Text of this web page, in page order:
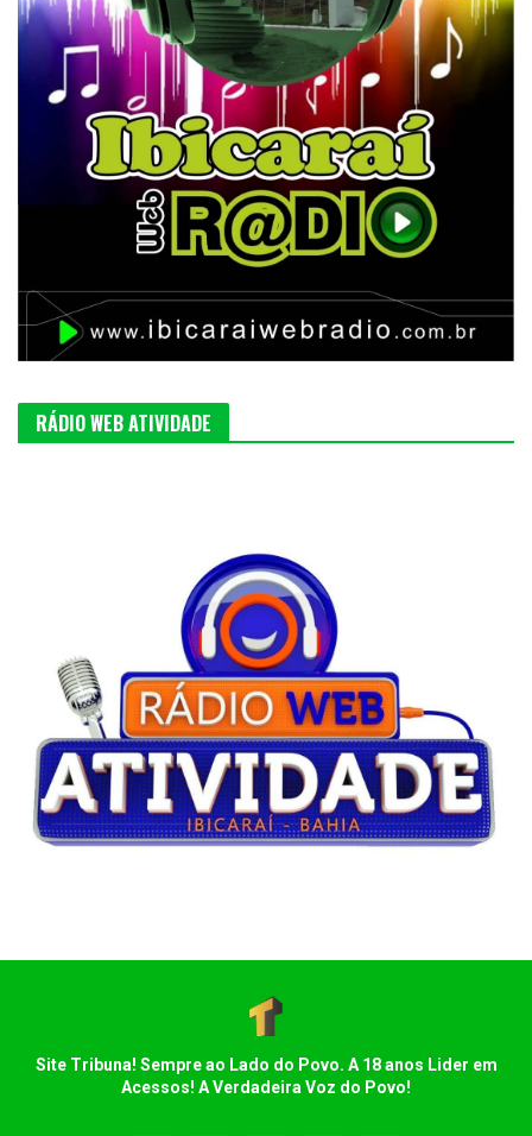
RÁDIO WEB ATIVIDADE
Site Tribuna! Sempre ao Lado do Povo. A 18 anos Lider em
Acessos! A Verdadeira Voz do Povo!